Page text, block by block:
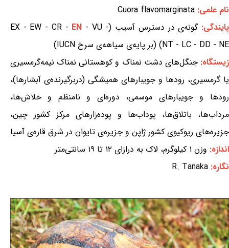
نام علمی: Cuora flavomarginata
پایندگی:گونه‌ی در دسترس آسیب (EX - EW - CR - EN - VU -
NT - LC - DD - NE) (بر پایه‌ی سیاهه‌ی سرخ IUCN)
زیستگاه:جنگل‌های دشت نمناک و کوهستانی نمناک نیمه‌گرمسیری
یا گرمسیری، رودها و جویبارهای همیشگی (دربرگیرنده‌ی آبشارها)،
رودها و جویبارهای موسمی، دوره‌ای و نامنظم و خلاش‌ها،
مرداب‌ها، باتلاق‌ها، پوداب‌ها و پوده‌زارهای مرکز کشور چین،
جزیره‌های ریوکیوی کشور ژاپن و جزیره‌ی تایوان در شرق قاره‌ی آسیا
اندازه: وزن ۱ کیلوگرم، لاک به درازای ۱۲ تا ۱۹ سانتی‌متر
نگاره: R. Tanaka